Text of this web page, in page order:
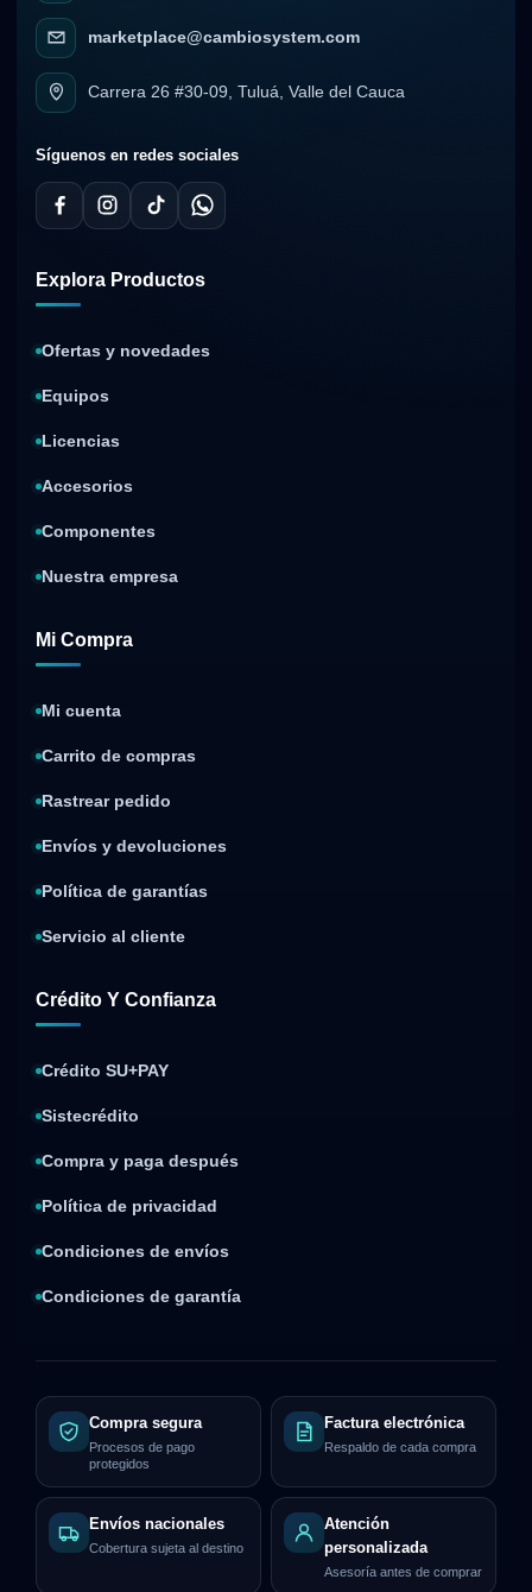
marketplace@cambiosystem.com
Carrera 26 #30-09, Tuluá, Valle del Cauca
Síguenos en redes sociales
Explora Productos
Ofertas y novedades
Equipos
Licencias
Accesorios
Componentes
Nuestra empresa
Mi Compra
Mi cuenta
Carrito de compras
Rastrear pedido
Envíos y devoluciones
Política de garantías
Servicio al cliente
Crédito Y Confianza
Crédito SU+PAY
Sistecrédito
Compra y paga después
Política de privacidad
Condiciones de envíos
Condiciones de garantía
Compra segura
Procesos de pago
protegidos
Factura electrónica
Respaldo de cada compra
Envíos nacionales
Cobertura sujeta al destino
Atención
personalizada
Asesoría antes de comprar